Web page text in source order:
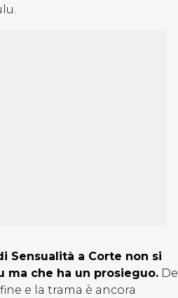
Sensualità a Corte non si
ma che ha un prosieguo. Del
e la trama è ancora